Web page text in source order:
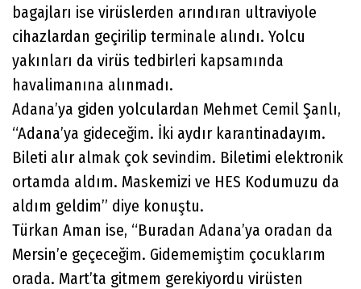
bagajları ise virüslerden arındıran ultraviyole
cihazlardan geçirilip terminale alındı. Yolcu
yakınları da virüs tedbirleri kapsamında
havalimanına alınmadı.
Adana’ya giden yolculardan Mehmet Cemil Şanlı,
“Adana’ya gideceğim. İki aydır karantinadayım.
Bileti alır almak çok sevindim. Biletimi elektronik
ortamda aldım. Maskemizi ve HES Kodumuzu da
aldım geldim” diye konuştu.
Türkan Aman ise, “Buradan Adana’ya oradan da
Mersin’e geçeceğim. Gidememiştim çocuklarım
orada. Mart’ta gitmem gerekiyordu virüsten